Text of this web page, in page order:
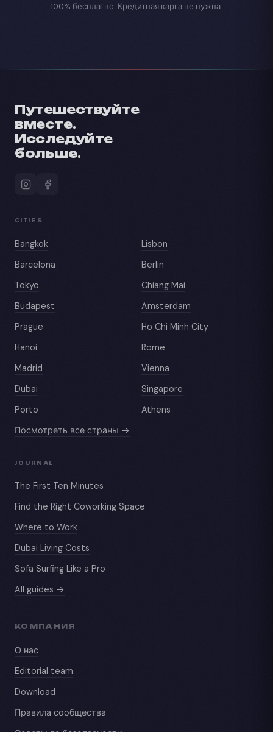
100% бесплатно. Кредитная карта не нужна.
Путешествуйте
вместе.
Исследуйте
больше.
CITIES
Bangkok
Lisbon
Barcelona
Berlin
Tokyo
Chiang Mai
Budapest
Amsterdam
Prague
Ho Chi Minh City
Hanoi
Rome
Madrid
Vienna
Dubai
Singapore
Porto
Athens
Посмотреть все страны →
JOURNAL
The First Ten Minutes
Find the Right Coworking Space
Where to Work
Dubai Living Costs
Sofa Surfing Like a Pro
All guides →
КОМПАНИЯ
О нас
Editorial team
Download
Правила сообщества